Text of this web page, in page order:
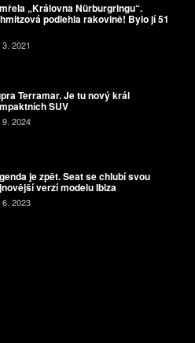
„Královna Nürburgringu“.
podlehla rakovině! Bylo jí 51
3. 2021
Terramar. Je tu nový král
SUV
9. 2024
je zpět. Seat se chlubí svou
verzí modelu Ibiza
6. 2023